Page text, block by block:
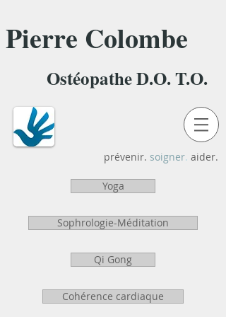
Pierre Colombe
Ostéopathe D.O. T.O.
prévenir. soigner. aider.
Yoga
Sophrologie-Méditation
Qi Gong
Cohérence cardiaque